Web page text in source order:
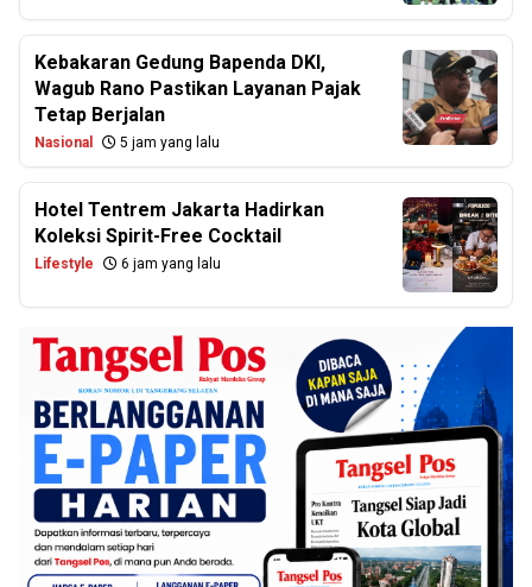
Kebakaran Gedung Bapenda DKI,
Wagub Rano Pastikan Layanan Pajak
Tetap Berjalan
Nasional 5 jam yang lalu
Hotel Tentrem Jakarta Hadirkan
Koleksi Spirit-Free Cocktail
Lifestyle 6 jam yang lalu